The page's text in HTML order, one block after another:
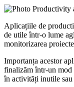
Aplicațiile de
de utile într-o lume
monitorizarea
Importanța acestor
finalizăm într-un mod
în activități inutile